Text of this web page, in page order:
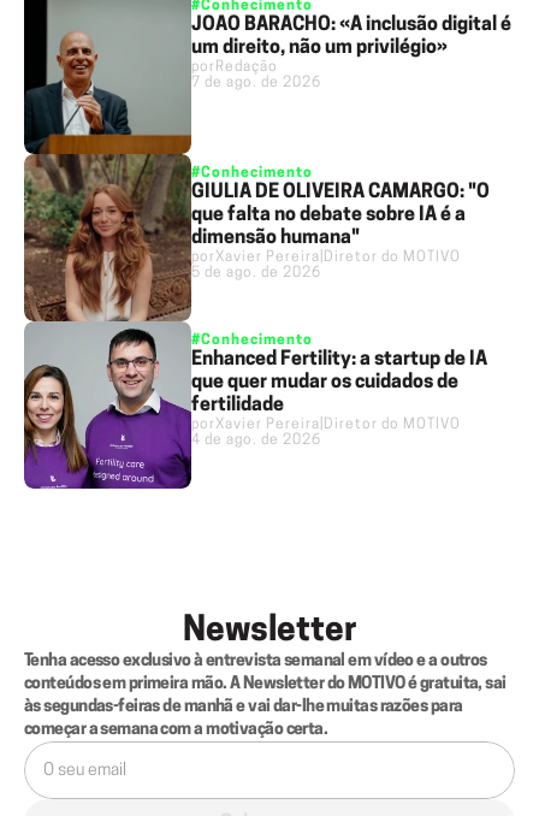
#Conhecimento
JOÃO BARACHO: «A inclusão digital é
um direito, não um privilégio»
por Redação
7 de ago. de 2026
#Conhecimento
GIULIA DE OLIVEIRA CAMARGO: "O
que falta no debate sobre IA é a
dimensão humana"
porXavier Pereira Diretor do MOTIVO
5 de ago. de 2026
#Conhecimento
Enhanced Fertility: a startup de IA
que quer mudar os cuidados de
fertilidade
porXavier Pereira Diretor do MOTIVO
4 de ago. de 2026
Newsletter
Tenha acesso exclusivo à entrevista semanal em vídeo e a outros
conteúdos em primeira mão. A Newsletter do MOTIVO é gratuita, sai
às segundas-feiras de manhã e vai dar-lhe muitas razões para
começar a semana com a motivação certa.